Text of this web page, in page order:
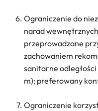
Ograniczenie do
narad
przeprowadzane
zachowaniem
sanitarne
m); preferowany
Ograniczenie